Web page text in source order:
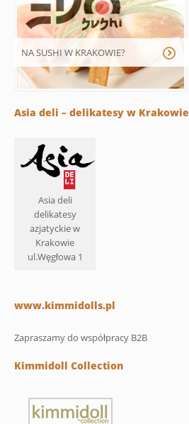
NA SUSHI W KRAKOWIE?
Asia deli – delikatesy w Krakowie
Asia deli
delikatesy
azjatyckie w
Krakowie
ul.Węgłowa 1
www.kimmidolls.pl
Zapraszamy do współpracy B2B
Kimmidoll Collection